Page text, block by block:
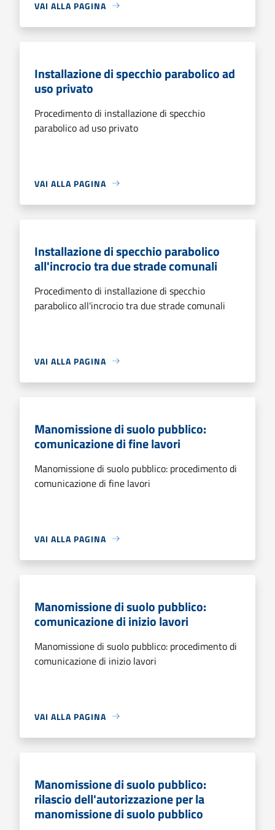
VAI ALLA PAGINA
Installazione di specchio parabolico ad
uso privato
Procedimento di installazione di specchio
parabolico ad uso privato
VAI ALLA PAGINA
Installazione di specchio parabolico
all'incrocio tra due strade comunali
Procedimento di installazione di specchio
parabolico all'incrocio tra due strade comunali
VAI ALLA PAGINA
Manomissione di suolo pubblico:
comunicazione di fine lavori
Manomissione di suolo pubblico: procedimento di
comunicazione di fine lavori
VAI ALLA PAGINA
Manomissione di suolo pubblico:
comunicazione di inizio lavori
Manomissione di suolo pubblico: procedimento di
comunicazione di inizio lavori
VAI ALLA PAGINA
Manomissione di suolo pubblico:
rilascio dell'autorizzazione per la
manomissione di suolo pubblico